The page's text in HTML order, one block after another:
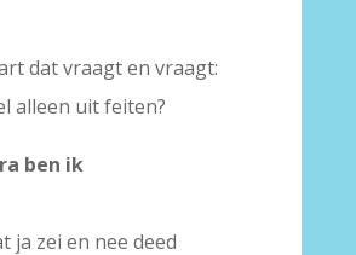
dat vraagt en vraagt:
alleen uit feiten?
ben ik
ja zei en nee deed